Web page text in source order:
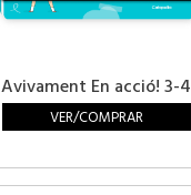
Avivament En acció! 3-4
VER/COMPRAR